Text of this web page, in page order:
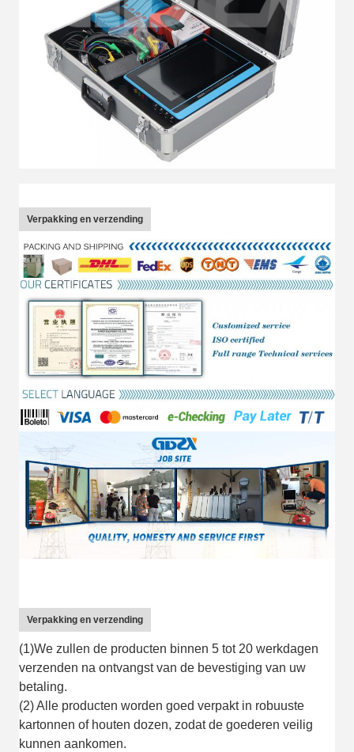
Verpakking en verzending
Verpakking en verzending
(1)We zullen de producten binnen 5 tot 20 werkdagen
verzenden na ontvangst van de bevestiging van uw
betaling.
(2) Alle producten worden goed verpakt in robuuste
kartonnen of houten dozen, zodat de goederen veilig
kunnen aankomen.